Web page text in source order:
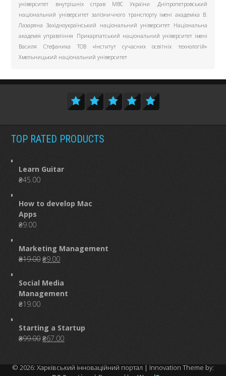
університет внутрішніх справ МВС України
Дніпропетровський
національний університет залізничного транспорту імені академіка В.
Лазаряна
Західноукраїнський національний університет
Національна
академія управління
Прикарпатський національний університет імені
Василя Стефаника
ТОВ «Інститут сучасних освітніх технологій»
Хмельницький національний університет
TOP RATED PRODUCTS
Learn Guitar
₴45.00
How to develop Mac
Apps
₴9.00
Marketing Management
₴19.00Original
was:
₴19.00.
₴9.00Current
is:
₴9.00.
Social Media
Management
₴19.00
Starting a Startup
₴99.00Original
₴99.00.
₴67.00Current
₴67.00.
© 2026: Харківський інноваційний портал | Innovation Theme by: